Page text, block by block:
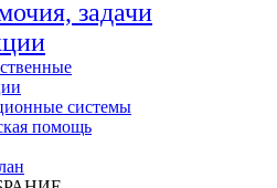
задачи
системы
помощь